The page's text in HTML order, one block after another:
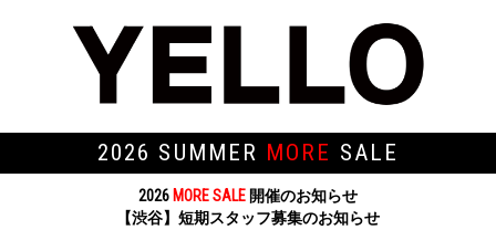
2026 SUMMER MORE SALE
2026 MORE SALE 開催のお知らせ
【渋谷】短期スタッフ募集のお知らせ